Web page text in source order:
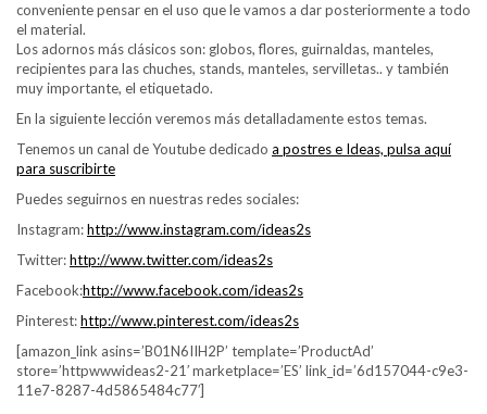
conveniente pensar en el uso que le vamos a dar posteriormente a todo
el material.
Los adornos más clásicos son: globos, flores, guirnaldas, manteles,
recipientes para las chuches, stands, manteles, servilletas.. y también
muy importante, el etiquetado.
En la siguiente lección veremos más detalladamente estos temas.
Tenemos un canal de Youtube dedicado a postres e Ideas, pulsa aquí
para suscribirte
Puedes seguirnos en nuestras redes sociales:
Instagram:http://www.instagram.com/ideas2s
Twitter:http://www.twitter.com/ideas2s
Facebook:http://www.facebook.com/ideas2s
Pinterest:http://www.pinterest.com/ideas2s
[amazon_link asins=’B01N6IIH2P’ template=’ProductAd’
store=’httpwwwideas2-21′ marketplace=’ES’ link_id=’6d157044-c9e3-
11e7-8287-4d5865484c77′]